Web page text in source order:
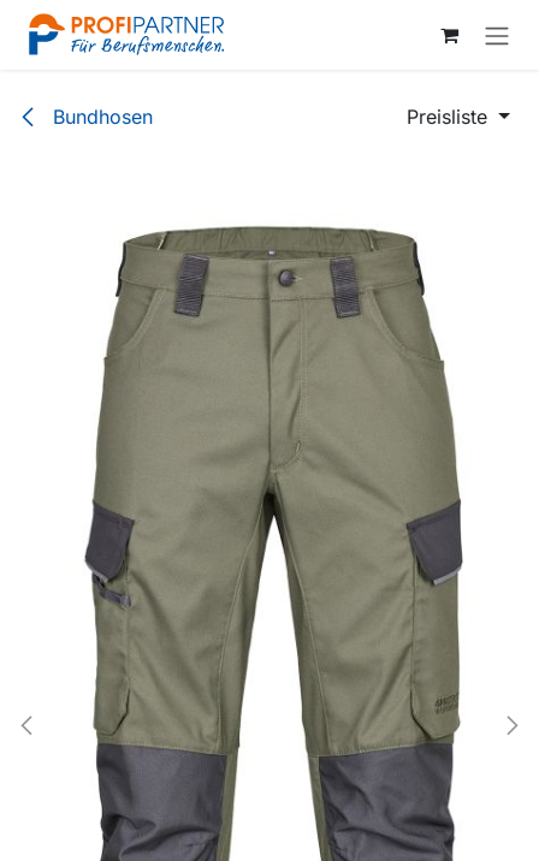
Zum Inhalt springen
Bundhosen Preisliste